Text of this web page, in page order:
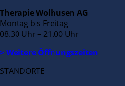
Therapie Wolhusen AG
Montag bis Freitag
08.30 Uhr – 21.00 Uhr
> Weitere Öffnungszeiten
STANDORTE